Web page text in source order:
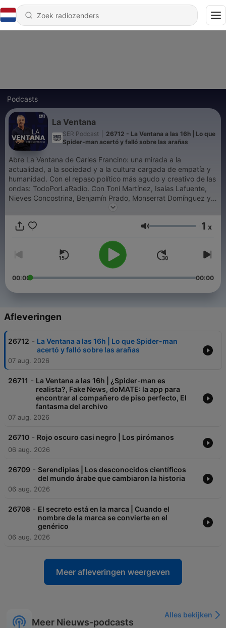
Podcasts
La Ventana
SER Podcast
26712 - La Ventana a las 16h | Lo que
Spider-man acertó y falló sobre las arañas
Abre La Ventana de Carles Francino: una mirada a la
actualidad, a la sociedad y a la cultura cargada de empatía y
humanidad. Con el repaso político más agudo y creativo de las
ondas: TodoPorLaRadio. Con Toni Martínez, Isaías Lafuente,
Nieves Concostrina, Benjamín Prado, Monserrat Domínguez y
Volume 1 x
00:00 00:00
Afleveringen
26712 - La Ventana a las 16h | Lo que Spider-man
acertó y falló sobre las arañas
07 aug. 2026
26711 - La Ventana a las 16h | ¿Spider-man es
realista?, Fake News, doMATE: la app para
encontrar al compañero de piso perfecto, El
fantasma del archivo
07 aug. 2026
26710 - Rojo oscuro casi negro | Los pirómanos
06 aug. 2026
26709 - Serendipias | Los desconocidos científicos
del mundo árabe que cambiaron la historia
06 aug. 2026
26708 - El secreto está en la marca | Cuando el
nombre de la marca se convierte en el
genérico
06 aug. 2026
Meer afleveringen weergeven
Meer Nieuws-podcasts
Alles bekijken